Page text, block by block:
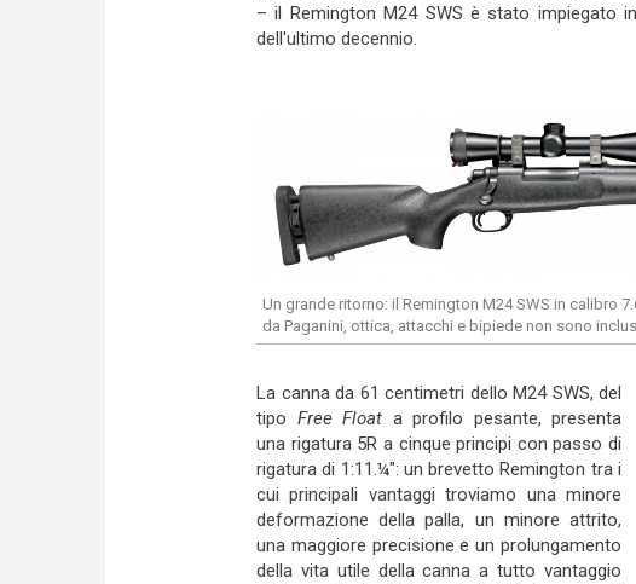
– il Remington M24 SWS è stato impiegato
dell'ultimo decennio.
Un grande ritorno: il Remington M24 SWS in calibro
da Paganini, ottica, attacchi e bipiede non sono
La canna da 61 centimetri dello M24 SWS, del
tipo Free Float a profilo pesante, presenta
una rigatura 5R a cinque principi con passo di
rigatura di 1:11.¼": un brevetto Remington tra i
cui principali vantaggi troviamo una minore
deformazione della palla, un minore attrito,
una maggiore precisione e un prolungamento
della vita utile della canna a tutto vantaggio